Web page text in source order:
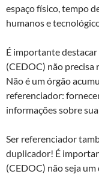
espaço físico, tempo
humanos e
É importante
(CEDOC) não precisa
Não é um órgão
referenciador:
informações sobre
Ser referenciador
duplicador! É
(CEDOC) não seja